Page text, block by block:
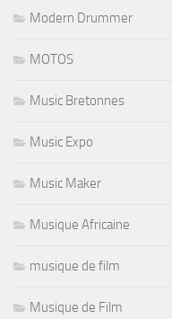
Modern Drummer
MOTOS
Music Bretonnes
Music Expo
Music Maker
Musique Africaine
musique de film
Musique de Film